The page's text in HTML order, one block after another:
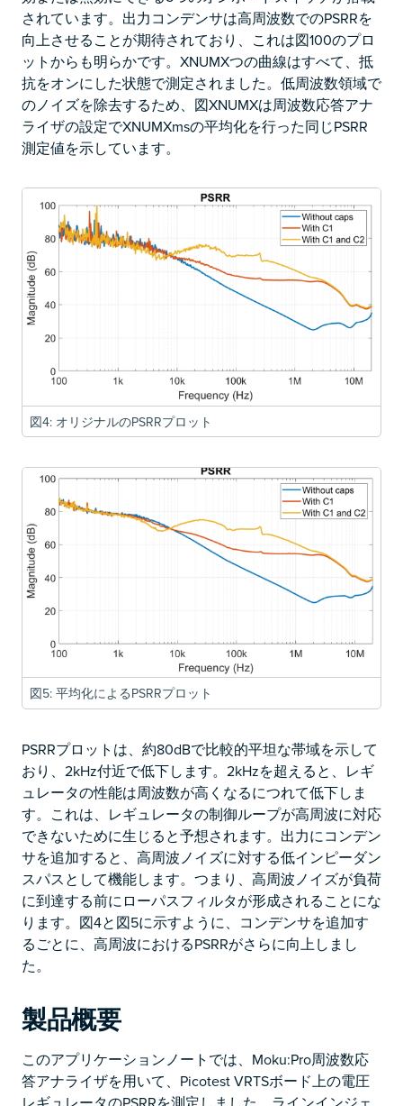
されています。出力コンデンサは高周波数でのPSRRを
向上させることが期待されており、これは図100のプロ
ットからも明らかです。XNUMXつの曲線はすべて、抵
抗をオンにした状態で測定されました。低周波数領域で
のノイズを除去するため、図XNUMXは周波数応答アナ
ライザの設定でXNUMXmsの平均化を行った同じPSRR
測定値を示しています。
図4: オリジナルのPSRRプロット
図5: 平均化によるPSRRプロット
PSRRプロットは、約80dBで比較的平坦な帯域を示して
おり、2kHz付近で低下します。2kHzを超えると、レギ
ュレータの性能は周波数が高くなるにつれて低下しま
す。これは、レギュレータの制御ループが高周波に対応
できないために生じると予想されます。出力にコンデン
サを追加すると、高周波ノイズに対する低インピーダン
スパスとして機能します。つまり、高周波ノイズが負荷
に到達する前にローパスフィルタが形成されることにな
ります。図4と図5に示すように、コンデンサを追加す
るごとに、高周波におけるPSRRがさらに向上しまし
た。
製品概要
このアプリケーションノートでは、Moku:Pro周波数応
答アナライザを用いて、Picotest VRTSボード上の電圧